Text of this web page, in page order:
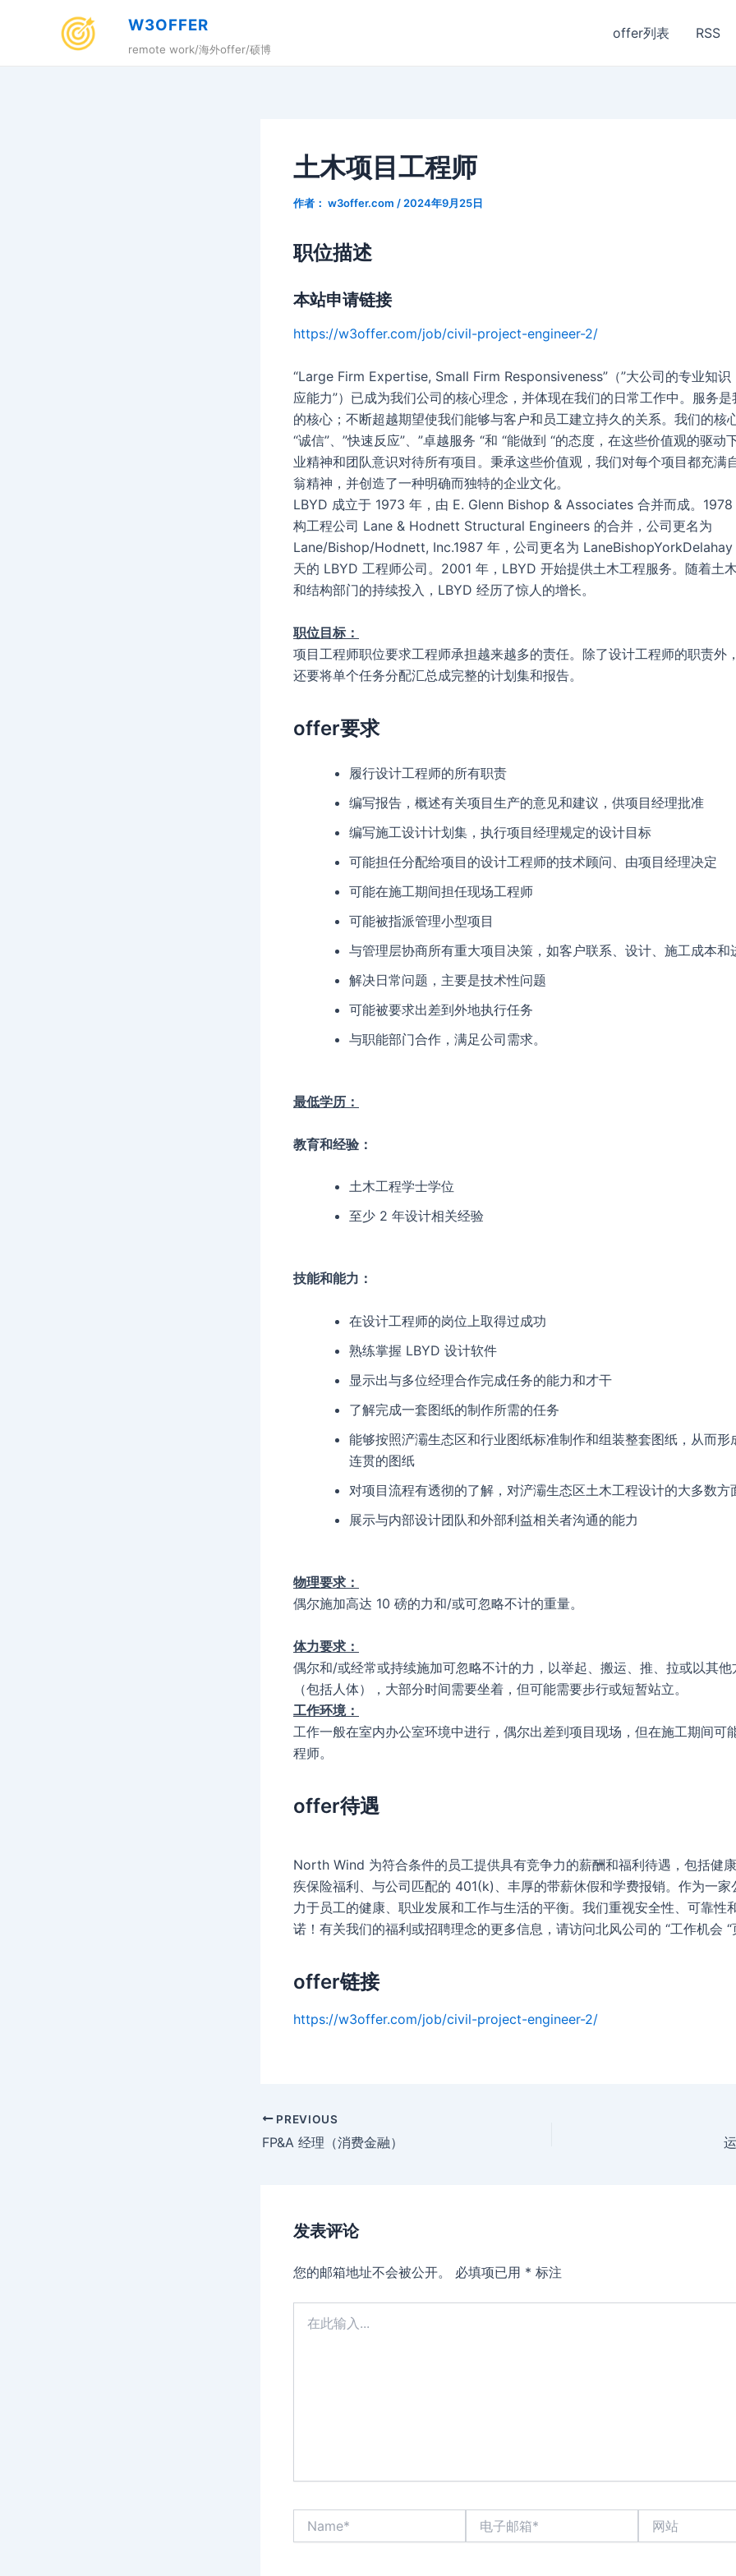
W3OFFER
remote work/海外offer/硕博
offer列表 RSS
土木项目工程师
作者： w3offer.com / 2024年9月25日
职位描述
本站申请链接
https://w3offer.com/job/civil-project-engineer-2/
“Large Firm Expertise, Small Firm Responsiveness”（”大公司的专业知识
应能力”）已成为我们公司的核心理念，并体现在我们的日常工作中。服务
的核心；不断超越期望使我们能够与客户和员工建立持久的关系。我们的核
“诚信”、”快速反应”、”卓越服务 “和 “能做到 “的态度，在这些价值观的驱动
业精神和团队意识对待所有项目。秉承这些价值观，我们对每个项目都充满
翁精神，并创造了一种明确而独特的企业文化。
LBYD 成立于 1973 年，由 E. Glenn Bishop & Associates 合并而成。
构工程公司 Lane & Hodnett Structural Engineers 的合并，公司更名为
Lane/Bishop/Hodnett, Inc.1987 年，公司更名为 LaneBishopYorkDelahay
天的 LBYD 工程师公司。2001 年，LBYD 开始提供土木工程服务。随着土
和结构部门的持续投入，LBYD 经历了惊人的增长。
职位目标：
项目工程师职位要求工程师承担越来越多的责任。除了设计工程师的职责外
还要将单个任务分配汇总成完整的计划集和报告。
offer要求
履行设计工程师的所有职责
编写报告，概述有关项目生产的意见和建议，供项目经理批准
编写施工设计计划集，执行项目经理规定的设计目标
可能担任分配给项目的设计工程师的技术顾问、由项目经理决定
可能在施工期间担任现场工程师
可能被指派管理小型项目
与管理层协商所有重大项目决策，如客户联系、设计、施工成本和
解决日常问题，主要是技术性问题
可能被要求出差到外地执行任务
与职能部门合作，满足公司需求。
最低学历：
教育和经验：
土木工程学士学位
至少 2 年设计相关经验
技能和能力：
在设计工程师的岗位上取得过成功
熟练掌握 LBYD 设计软件
显示出与多位经理合作完成任务的能力和才干
了解完成一套图纸的制作所需的任务
能够按照浐灞生态区和行业图纸标准制作和组装整套图纸，从而形
连贯的图纸
对项目流程有透彻的了解，对浐灞生态区土木工程设计的大多数方
展示与内部设计团队和外部利益相关者沟通的能力
物理要求：
偶尔施加高达 10 磅的力和/或可忽略不计的重量。
体力要求：
偶尔和/或经常或持续施加可忽略不计的力，以举起、搬运、推、拉或以其
（包括人体），大部分时间需要坐着，但可能需要步行或短暂站立。
工作环境：
工作一般在室内办公室环境中进行，偶尔出差到项目现场，但在施工期间可
程师。
offer待遇
North Wind 为符合条件的员工提供具有竞争力的薪酬和福利待遇，包括健
疾保险福利、与公司匹配的 401(k)、丰厚的带薪休假和学费报销。作为一家
力于员工的健康、职业发展和工作与生活的平衡。我们重视安全性、可靠性
诺！有关我们的福利或招聘理念的更多信息，请访问北风公司的 “工作机会 “
offer链接
https://w3offer.com/job/civil-project-engineer-2/
Post
navigation
PREVIOUS
FP&A 经理（消费金融）
发表评论
您的邮箱地址不会被公开。 必填项已用 * 标注